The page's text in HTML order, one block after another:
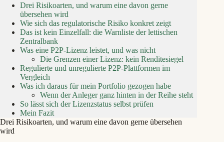
Drei Risikoarten, und warum eine davon gerne
übersehen wird
Wie sich das regulatorische Risiko konkret zeigt
Das ist kein Einzelfall: die Warnliste der lettischen
Zentralbank
Was eine P2P-Lizenz leistet, und was nicht
Die Grenzen einer Lizenz: kein Renditesiegel
Regulierte und unregulierte P2P-Plattformen im
Vergleich
Was ich daraus für mein Portfolio gezogen habe
Wenn der Anleger ganz hinten in der Reihe steht
So lässt sich der Lizenzstatus selbst prüfen
Mein Fazit
Drei Risikoarten, und warum eine davon gerne übersehen
wird